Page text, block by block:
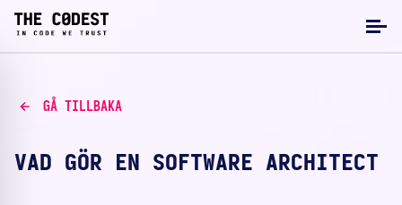
GÅ TILLBAKA
VAD GÖR EN SOFTWARE ARCHITECT